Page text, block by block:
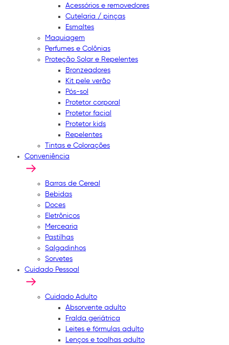
Acessórios e removedores
Cutelaria / pinças
Esmaltes
Maquiagem
Perfumes e Colônias
Proteção Solar e Repelentes
Bronzeadores
Kit pele verão
Pós-sol
Protetor corporal
Protetor facial
Protetor kids
Repelentes
Tintas e Colorações
Conveniência
Barras de Cereal
Bebidas
Doces
Eletrônicos
Mercearia
Pastilhas
Salgadinhos
Sorvetes
Cuidado Pessoal
Cuidado Adulto
Absorvente adulto
Fralda geriátrica
Leites e fórmulas adulto
Lenços e toalhas adulto